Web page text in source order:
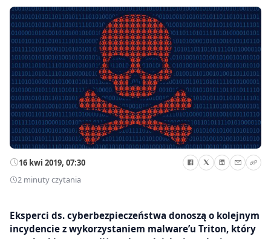
16 kwi 2019, 07:30
2 minuty czytania
Eksperci ds. cyberbezpieczeństwa donoszą o kolejnym
incydencie z wykorzystaniem malware’u Triton, który